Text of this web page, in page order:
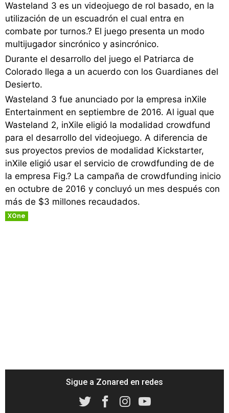
Wasteland 3 es un videojuego de rol basado, en la
utilización de un escuadrón el cual entra en
combate por turnos.? El juego presenta un modo
multijugador sincrónico y asincrónico.
Durante el desarrollo del juego el Patriarca de
Colorado llega a un acuerdo con los Guardianes del
Desierto.
Wasteland 3 fue anunciado por la empresa inXile
Entertainment en septiembre de 2016. Al igual que
Wasteland 2, inXile eligió la modalidad crowdfund
para el desarrollo del videojuego. A diferencia de
sus proyectos previos de modalidad Kickstarter,
inXile eligió usar el servicio de crowdfunding de de
la empresa Fig.? La campaña de crowdfunding inicio
en octubre de 2016 y concluyó un mes después con
más de $3 millones recaudados.
XOne
Sigue a Zonared en redes